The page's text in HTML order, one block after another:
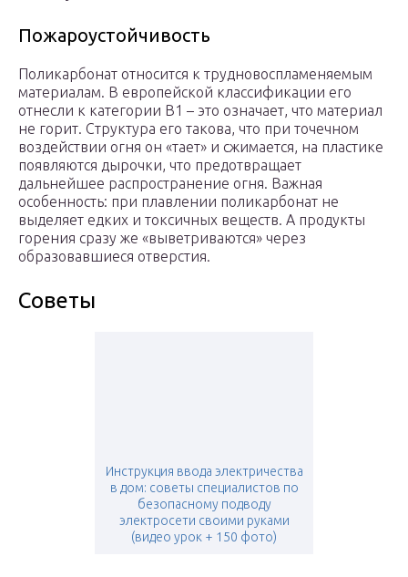
Пожароустойчивость
Поликарбонат относится к трудновоспламеняемым
материалам. В европейской классификации его
отнесли к категории В1 – это означает, что материал
не горит. Структура его такова, что при точечном
воздействии огня он «тает» и сжимается, на пластике
появляются дырочки, что предотвращает
дальнейшее распространение огня. Важная
особенность: при плавлении поликарбонат не
выделяет едких и токсичных веществ. А продукты
горения сразу же «выветриваются» через
образовавшиеся отверстия.
Советы
Инструкция ввода электричества
в дом: советы специалистов по
безопасному подводу
электросети своими руками
(видео урок + 150 фото)